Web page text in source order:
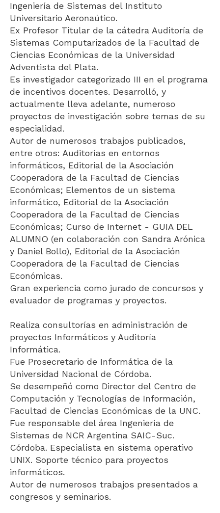
Ingeniería de Sistemas del Instituto
Universitario Aeronaútico.
Ex Profesor Titular de la cátedra Auditoría de
Sistemas Computarizados de la Facultad de
Ciencias Económicas de la Universidad
Adventista del Plata.
Es investigador categorizado III en el programa
de incentivos docentes. Desarrolló, y
actualmente lleva adelante, numeroso
proyectos de investigación sobre temas de su
especialidad.
Autor de numerosos trabajos publicados,
entre otros: Auditorías en entornos
informáticos, Editorial de la Asociación
Cooperadora de la Facultad de Ciencias
Económicas; Elementos de un sistema
informático, Editorial de la Asociación
Cooperadora de la Facultad de Ciencias
Económicas; Curso de Internet - GUIA DEL
ALUMNO (en colaboración con Sandra Arónica
y Daniel Bollo), Editorial de la Asociación
Cooperadora de la Facultad de Ciencias
Económicas.
Gran experiencia como jurado de concursos y
evaluador de programas y proyectos.
Realiza consultorías en administración de
proyectos Informáticos y Auditoría
Informática.
Fue Prosecretario de Informática de la
Universidad Nacional de Córdoba.
Se desempeñó como Director del Centro de
Computación y Tecnologías de Información,
Facultad de Ciencias Económicas de la UNC.
Fue responsable del área Ingeniería de
Sistemas de NCR Argentina SAIC-Suc.
Córdoba. Especialista en sistema operativo
UNIX. Soporte técnico para proyectos
informáticos.
Autor de numerosos trabajos presentados a
congresos y seminarios.